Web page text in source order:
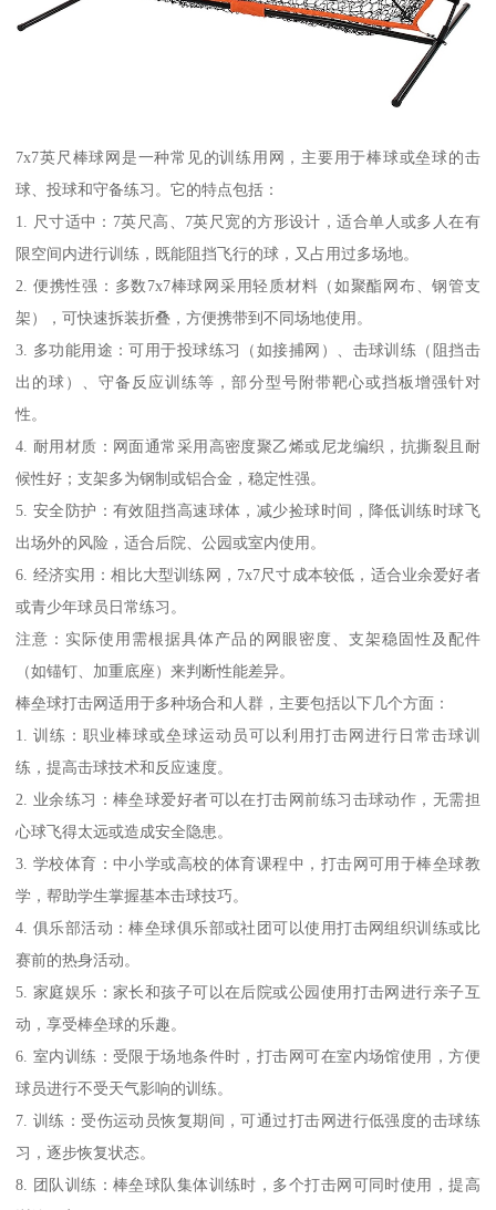
7x7英尺棒球网是一种常见的训练用网，主要用于棒球或垒球的击
球、投球和守备练习。它的特点包括：
1. 尺寸适中：7英尺高、7英尺宽的方形设计，适合单人或多人在有
限空间内进行训练，既能阻挡飞行的球，又占用过多场地。
2. 便携性强：多数7x7棒球网采用轻质材料（如聚酯网布、钢管支
架），可快速拆装折叠，方便携带到不同场地使用。
3. 多功能用途：可用于投球练习（如接捕网）、击球训练（阻挡击
出的球）、守备反应训练等，部分型号附带靶心或挡板增强针对
性。
4. 耐用材质：网面通常采用高密度聚乙烯或尼龙编织，抗撕裂且耐
候性好；支架多为钢制或铝合金，稳定性强。
5. 安全防护：有效阻挡高速球体，减少捡球时间，降低训练时球飞
出场外的风险，适合后院、公园或室内使用。
6. 经济实用：相比大型训练网，7x7尺寸成本较低，适合业余爱好者
或青少年球员日常练习。
注意：实际使用需根据具体产品的网眼密度、支架稳固性及配件
（如锚钉、加重底座）来判断性能差异。
棒垒球打击网适用于多种场合和人群，主要包括以下几个方面：
1. 训练：职业棒球或垒球运动员可以利用打击网进行日常击球训
练，提高击球技术和反应速度。
2. 业余练习：棒垒球爱好者可以在打击网前练习击球动作，无需担
心球飞得太远或造成安全隐患。
3. 学校体育：中小学或高校的体育课程中，打击网可用于棒垒球教
学，帮助学生掌握基本击球技巧。
4. 俱乐部活动：棒垒球俱乐部或社团可以使用打击网组织训练或比
赛前的热身活动。
5. 家庭娱乐：家长和孩子可以在后院或公园使用打击网进行亲子互
动，享受棒垒球的乐趣。
6. 室内训练：受限于场地条件时，打击网可在室内场馆使用，方便
球员进行不受天气影响的训练。
7. 训练：受伤运动员恢复期间，可通过打击网进行低强度的击球练
习，逐步恢复状态。
8. 团队训练：棒垒球队集体训练时，多个打击网可同时使用，提高